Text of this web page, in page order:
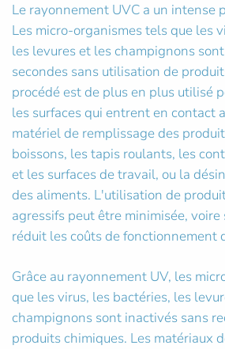
Le rayonnement UVC a un intense
Les micro-organismes tels que les
les levures et les champignons
secondes sans utilisation de
procédé est de plus en plus utilisé
les surfaces qui entrent en contact
matériel de remplissage des
boissons, les tapis roulants, les
et les surfaces de travail, ou la
des aliments. L'utilisation de
agressifs peut être minimisée, voire
réduit les coûts de fonctionnement
Grâce au rayonnement UV, les
que les virus, les bactéries, les
champignons sont inactivés sans
produits chimiques. Les matériaux